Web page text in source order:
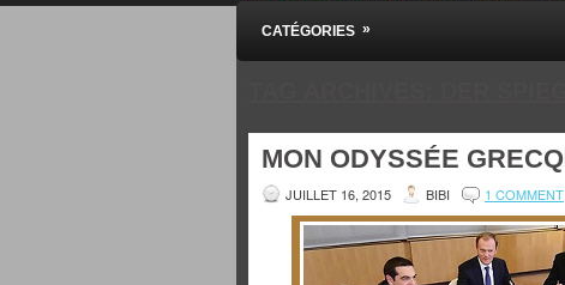
Pensez BiBi
Blog polémique sur l'Actualité, la Culture,
CATÉGORIES »
MON ODYSSÉE
JUILLET 16, 2015 BIBI 1 COMMENT